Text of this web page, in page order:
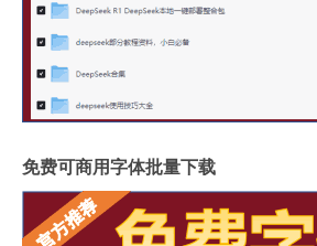
免费可商用字体批量下载